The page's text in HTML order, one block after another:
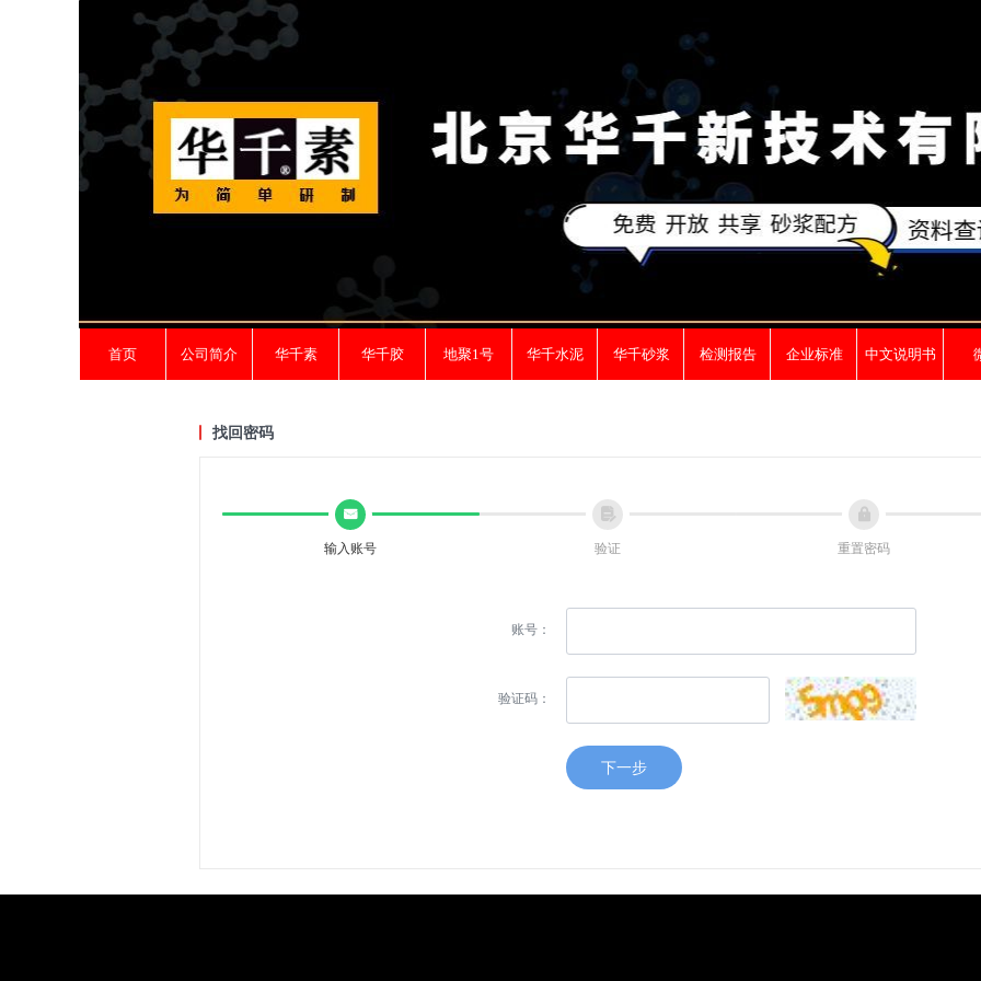
首页 公司简介 华千素 华千胶 地聚1号 华千水泥 华千砂浆 检测报告 企业标准 中文说明书
找回密码
낂
输入账号
넖
验证
넱
重置密码
账号：
验证码：
下一步